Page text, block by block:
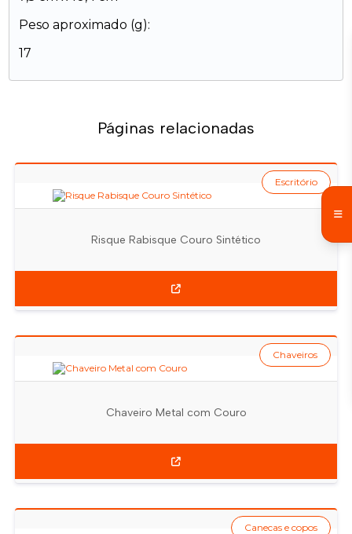
Peso aproximado (g):
17
Páginas relacionadas
Risque Rabisque Couro Sintético
Escritório
Chaveiro Metal com Couro
Chaveiros
Canecas e copos